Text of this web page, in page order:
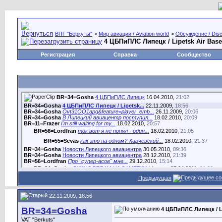
ВПГ "Беркуты" > Мир авиации / Aviation world > Обсуждение /
4 ЦБПиПЛС Липецк / Lipetsk Air Base
Регистрация Справка Сообщество
BR=34=Gosha 4 ЦБПиПЛС Липецк 16.04.2010, 21:02
BR=34=Gosha 4 ЦБПиПЛС Липецк / Lipetsk... 22.11.2009, 18:56
BR=34=Gosha Ovt31OQ1apg&feature=player_emb... 26.11.2009, 20:06
BR=34=Gosha В Липецкий авиацентр поступил... 18.02.2010, 20:09
BR=11=Frazer I'm still waiting for my... 18.02.2010, 20:57
BR=56=Lordfran ток вот я не понял - один... 18.02.2010, 21:05
BR=55=Sevas как это на одном? Харчевский... 18.02.2010, 21:37
BR=34=Gosha Новости Липецкого авиацентра 30.05.2010, 09:36
BR=34=Gosha Новости Липецкого авиацентра 28.12.2010, 21:39
BR=56=Lordfran Про "супер-асов" мне... 29.12.2010, 15:14
BR=34=Gosha
СКИНОДЕЛАМ НА ЗАМЕТКУ (фото... 07.04.2011, 21:38
Еще несколько зарисовок от...
Дополнительные ответы в подтемах
Дрон Первый липецкий летчик ...
http://www.lipetsktime.ru/news... 02.12.2011, 20:29
Дрон http://www.youtube.com/watch?f...05.12.2011,20:44
Предыдущая
22.11.2009, 18:56
BR=34=Gosha
VAT "Berkuts"
4 ЦБПиПЛС Липецк /